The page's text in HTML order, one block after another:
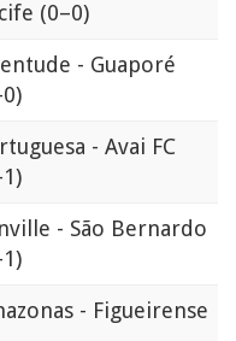
(0–0)
- Guaporé
- Avai FC
- São Bernardo
- Figueirense